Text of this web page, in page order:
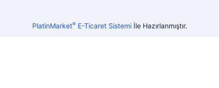
PlatinMarket®E-Ticaret Sistemiİle Hazırlanmıştır.